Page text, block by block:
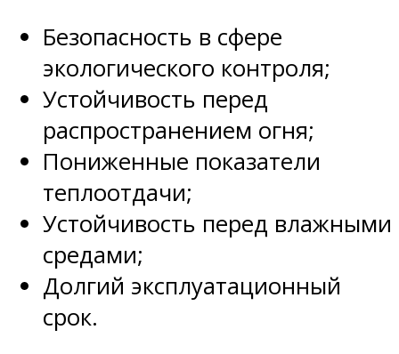
Безопасность в сфере
экологического контроля;
Устойчивость перед
распространением огня;
Пониженные показатели
теплоотдачи;
Устойчивость перед влажными
средами;
Долгий эксплуатационный
срок.